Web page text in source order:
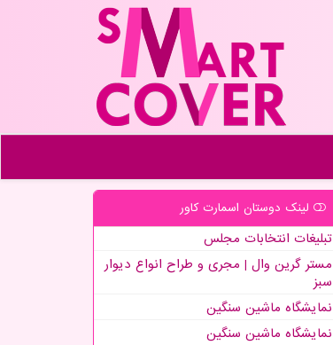
لینک دوستان اسمارت كاور
تبلیغات انتخابات مجلس
مستر گرین وال | مجری و طراح انواع دیوار
سبز
نمایشگاه ماشین سنگین
نمایشگاه ماشین سنگین